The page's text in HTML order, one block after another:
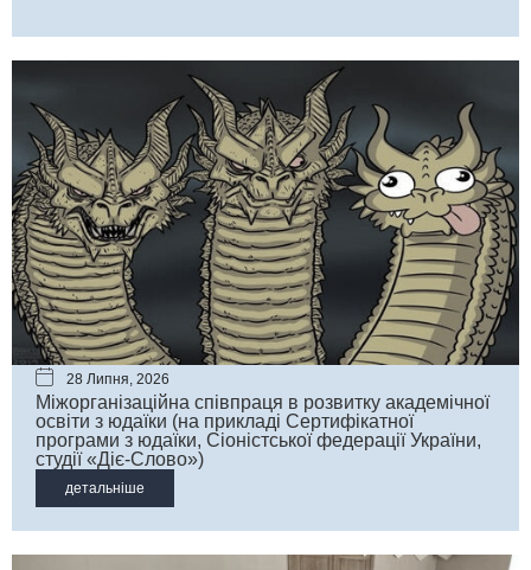
28 Липня, 2026
Міжорганізаційна співпраця в розвитку академічної
освіти з юдаїки (на прикладі Сертифікатної
програми з юдаїки, Сіоністської федерації України,
студії «Діє-Слово»)
детальніше